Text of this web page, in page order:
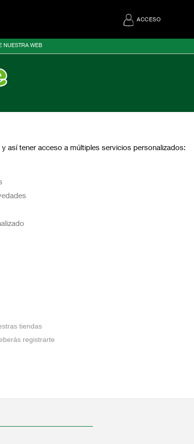
ACCESO
NUESTRA WEB
así tener acceso a múltiples servicios personalizados:
tiendas
registrarte